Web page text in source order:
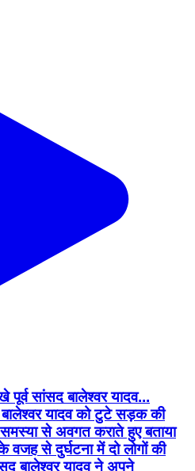
पूर्व सांसद बालेश्वर यादव...
यादव को टुटे सड़क की
से अवगत कराते हुए बताया
से दुर्घटना में दो लोगों की
बालेश्वर यादव ने अपने